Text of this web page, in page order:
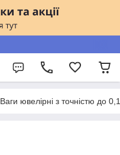
Ваги ювелірні з точністю до